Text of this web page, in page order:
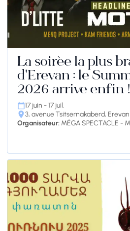
La soirée la plus
d'Erevan : le
2026 arrive enfin !
17 juin - 17 juil.
3, avenue Tsitsernakaberd, Erevan
Organisateur: MÉGA SPECTACLE -